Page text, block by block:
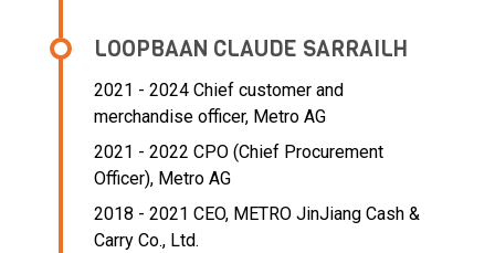
LOOPBAAN CLAUDE SARRAILH
2021 - 2024 Chief customer and
merchandise officer, Metro AG
2021 - 2022 CPO (Chief Procurement
Officer), Metro AG
2018 - 2021 CEO, METRO JinJiang Cash &
Carry Co., Ltd.